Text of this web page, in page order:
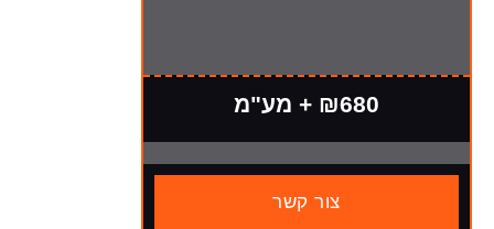
₪680 + מע"מ
צור קשר